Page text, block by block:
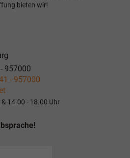
bieten wir!
957000
- 957000
14.00 - 18.00 Uhr